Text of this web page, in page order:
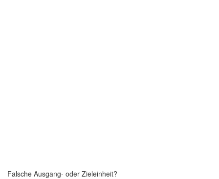
Falsche Ausgang- oder Zieleinheit?